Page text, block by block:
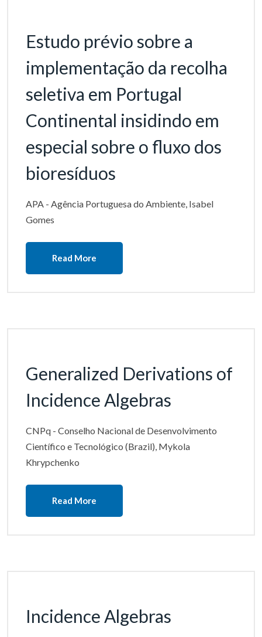
Estudo prévio sobre a
implementação da recolha
seletiva em Portugal
Continental insidindo em
especial sobre o fluxo dos
bioresíduos
APA - Agência Portuguesa do Ambiente, Isabel
Gomes
Read More
Generalized Derivations of
Incidence Algebras
CNPq - Conselho Nacional de Desenvolvimento
Científico e Tecnológico (Brazil), Mykola
Khrypchenko
Read More
Incidence Algebras